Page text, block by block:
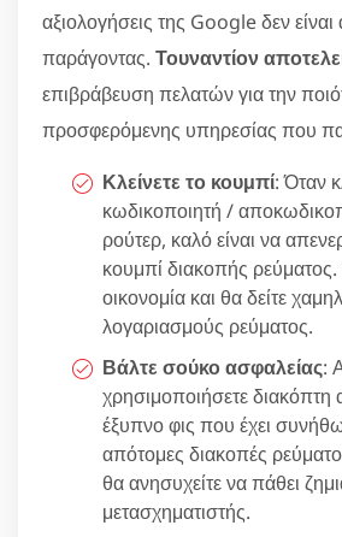
αξιολογήσεις της Google δεν είναι
παράγοντας. Τουναντίον
επιβράβευση πελατών για την
προσφερόμενης υπηρεσίας που
Κλείνετε το κουμπί: Όταν
κωδικοποιητή /
ρούτερ, καλό είναι να
κουμπί διακοπής ρεύματος.
οικονομία και θα δείτε
λογαριασμούς ρεύματος.
Βάλτε σούκο ασφαλείας:
χρησιμοποιήσετε διακόπτη
έξυπνο φις που έχει
απότομες διακοπές
θα ανησυχείτε να πάθει
μετασχηματιστής.